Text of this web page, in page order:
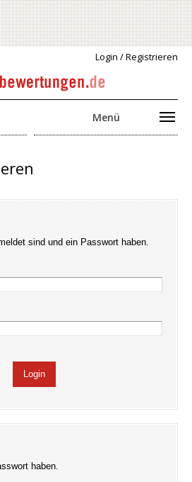
Login / Registrieren
Menü
sind und ein Passwort haben.
haben.